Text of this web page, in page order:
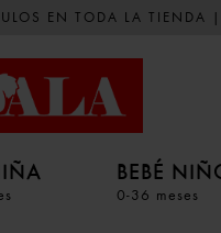
EN TODA LA TIENDA
BEBÉ
0-36 meses